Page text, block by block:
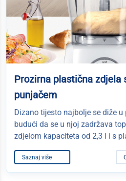
Prozirna plastična zdjela
punjačem
Dizano tijesto najbolje se diže u
budući da se u njoj zadržava
zdjelom kapaciteta od 2,3 l i s
Saznaj više